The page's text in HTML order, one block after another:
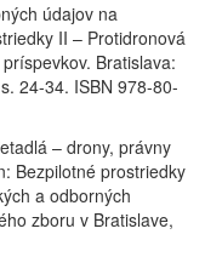
údajov na
II – Protidronová
Bratislava:
24-34. ISBN 978-80-
– drony, právny
Bezpilotné prostriedky
a odborných
zboru v Bratislave,